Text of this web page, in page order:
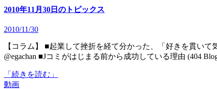
2010年11月30日のトピックス
2010/11/30
【コラム】 ■起業して挫折を経て分かった、「好きを貫いて気分よく生きる」事の難しさ。｜ホットココア社長日記
@egachan ■Jコミがはじまる前から成功している理由 (404
「続きを読む」
動画